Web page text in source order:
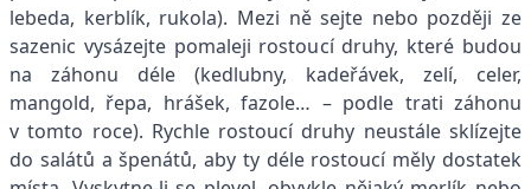
lebeda, kerblík, rukola). Mezi ně sejte nebo později ze
sazenic vysázejte pomaleji rostoucí druhy, které budou
na záhonu déle (kedlubny, kadeřávek, zelí, celer,
mangold, řepa, hrášek, fazole… – podle trati záhonu
v tomto roce). Rychle rostoucí druhy neustále sklízejte
do salátů a špenátů, aby ty déle rostoucí měly dostatek